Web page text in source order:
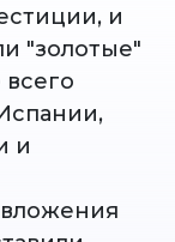
и
"золотые"
и